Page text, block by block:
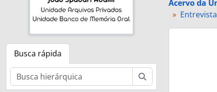
Busca rápida
Acervo da